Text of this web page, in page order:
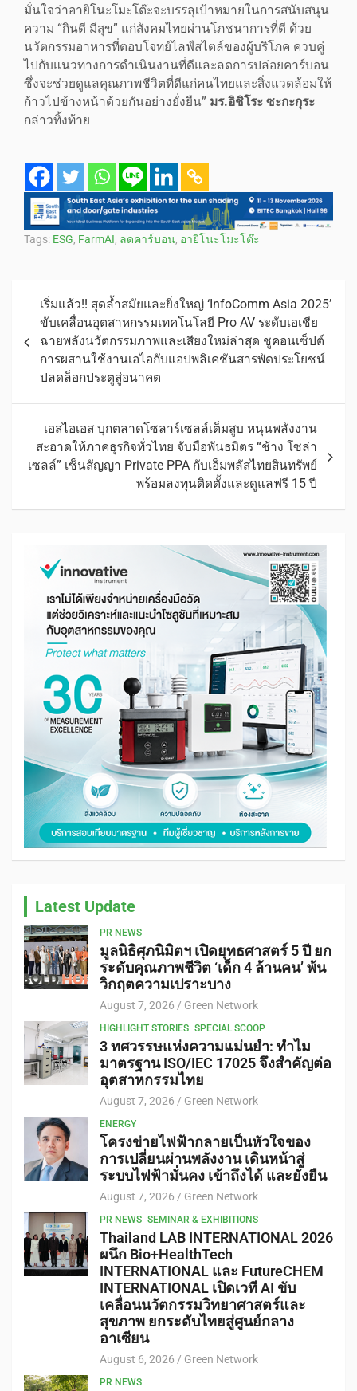
มั่นใจว่าอายิโนะโมะโต๊ะจะบรรลุเป้าหมายในการสนับสนุน
ความ “กินดี มีสุข” แก่สังคมไทยผ่านโภชนาการที่ดี ด้วย
นวัตกรรมอาหารที่ตอบโจทย์ไลฟ์สไตล์ของผู้บริโภค ควบคู่
ไปกับแนวทางการดำเนินงานที่ดีและลดการปล่อยคาร์บอน
ซึ่งจะช่วยดูแลคุณภาพชีวิตที่ดีแก่คนไทยและสิ่งแวดล้อมให้
ก้าวไปข้างหน้าด้วยกันอย่างยั่งยืน” มร.อิชิโระ ซะกะกุระ
กล่าวทิ้งท้าย
Tags: ESG, FarmAI , ลดคาร์บอน, อายิโนะโมะโต๊ะ
เริ่มแล้ว!! สุดล้ำสมัยและยิ่งใหญ่ ‘InfoComm Asia 2025’
ขับเคลื่อนอุตสาหกรรมเทคโนโลยี Pro AV ระดับเอเชีย
ฉายพลังนวัตกรรมภาพและเสียงใหม่ล่าสุด ชูคอนเซ็ปต์
การผสานใช้งานเอไอกับแอปพลิเคชันสารพัดประโยชน์
ปลดล็อกประตูสู่อนาคต
เอสไอเอส บุกตลาดโซลาร์เซลล์เต็มสูบ หนุนพลังงาน
สะอาดให้ภาคธุรกิจทั่วไทย จับมือพันธมิตร “ช้าง โซล่า
เซลล์” เซ็นสัญญา Private PPA กับเอ็มพลัสไทยสินทรัพย์
พร้อมลงทุนติดตั้งและดูแลฟรี 15 ปี
Latest Update
PR NEWS
มูลนิธิศุภนิมิตฯ เปิดยุทธศาสตร์ 5 ปี ยก
ระดับคุณภาพชีวิต ‘เด็ก 4 ล้านคน’ พ้น
วิกฤตความเปราะบาง
August 7, 2026 Green Network
HIGHLIGHT STORIES SPECIAL SCOOP
3 ทศวรรษแห่งความแม่นยำ: ทำไม
มาตรฐาน ISO/IEC 17025 จึงสำคัญต่อ
อุตสาหกรรมไทย
August 7, 2026 Green Network
ENERGY
โครงข่ายไฟฟ้ากลายเป็นหัวใจของ
การเปลี่ยนผ่านพลังงาน เดินหน้าสู่
ระบบไฟฟ้ามั่นคง เข้าถึงได้ และยั่งยืน
August 7, 2026 Green Network
PR NEWS SEMINAR & EXHIBITIONS
Thailand LAB INTERNATIONAL 2026
ผนึก Bio+HealthTech
INTERNATIONAL และ FutureCHEM
INTERNATIONAL เปิดเวที AI ขับ
เคลื่อนนวัตกรรมวิทยาศาสตร์และ
สุขภาพ ยกระดับไทยสู่ศูนย์กลาง
อาเซียน
August 6, 2026 Green Network
PR NEWS